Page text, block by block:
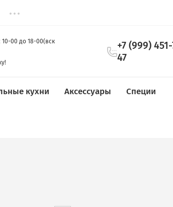
00 до 20-00, Сб с 10-00 до 18-00(вск
зал работает
кухни Аксессуары Специи